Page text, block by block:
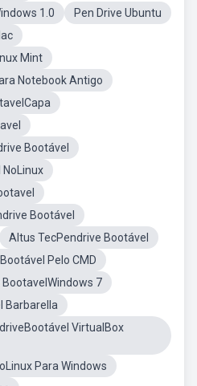
1.0
Pen Drive Ubuntu
Mint
Notebook Antigo
Bootável
Bootável
Altus TecPendrive Bootável
Pelo CMD
BootavelWindows 7
Barbarella
VirtualBox
Para Windows